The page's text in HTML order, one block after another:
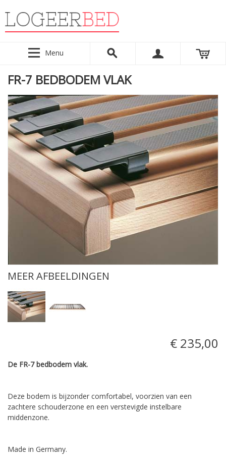
Menu
FR-7 BEDBODEM VLAK
MEER AFBEELDINGEN
€ 235,00
De FR-7 bedbodem vlak.
Deze bodem is bijzonder comfortabel, voorzien van een
zachtere schouderzone en een verstevigde instelbare
middenzone.
Made in Germany.